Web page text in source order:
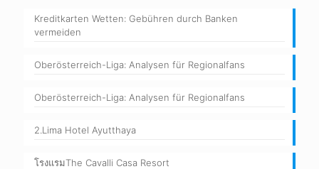
Kreditkarten Wetten: Gebühren durch Banken
vermeiden
Oberösterreich-Liga: Analysen für Regionalfans
Oberösterreich-Liga: Analysen für Regionalfans
2.Lima Hotel Ayutthaya
โรงแรมThe Cavalli Casa Resort